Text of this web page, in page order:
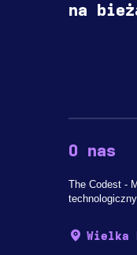
na
O nas
The Codest -
Wielka